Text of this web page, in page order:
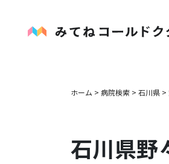
ホーム > 病院検索 > 石川県 >
石川県野